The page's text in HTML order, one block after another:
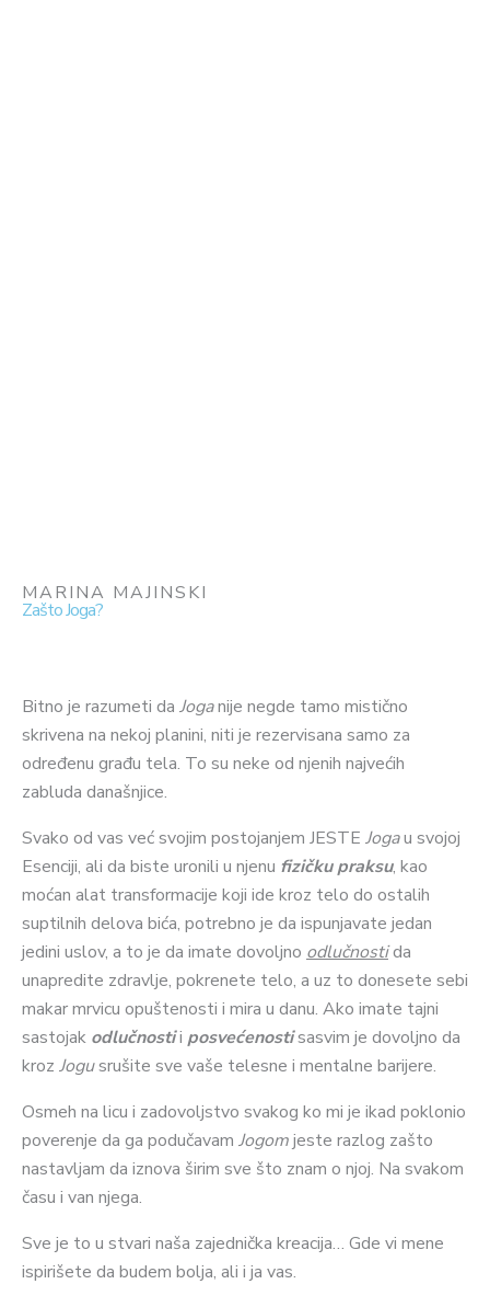
MARINA MAJINSKI
Zašto Joga?
Bitno je razumeti da Joganije negde tamo mistično
skrivena na nekoj planini, niti je rezervisana samo za
određenu građu tela. To su neke od njenih najvećih
zabluda današnjice.
Svako od vas već svojim postojanjem JESTE Jogau svojoj
Esenciji, ali da biste uronili u njenu fizičku praksu, kao
moćan alat transformacije koji ide kroz telo do ostalih
suptilnih delova bića, potrebno je da ispunjavate jedan
jedini uslov, a to je da imate dovoljno odlučnostida
unapredite zdravlje, pokrenete telo, a uz to donesete sebi
makar mrvicu opuštenosti i mira u danu. Ako imate tajni
sastojak odlučnostii posvećenostisasvim je dovoljno da
kroz Jogusrušite sve vaše telesne i mentalne barijere.
Osmeh na licu i zadovoljstvo svakog ko mi je ikad poklonio
poverenje da ga podučavam Jogomjeste razlog zašto
nastavljam da iznova širim sve što znam o njoj. Na svakom
času i van njega.
Sve je to u stvari naša zajednička kreacija… Gde vi mene
ispirišete da budem bolja, ali i ja vas.